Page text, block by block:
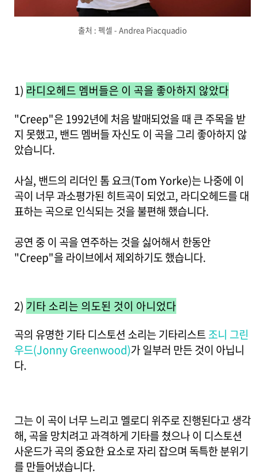
출처 : 펙셀 - Andrea Piacquadio
1) 라디오헤드 멤버들은 이 곡을 좋아하지 않았다
"Creep"은 1992년에 처음 발매되었을 때 큰 주목을 받
지 못했고, 밴드 멤버들 자신도 이 곡을 그리 좋아하지 않
았습니다.
사실, 밴드의 리더인 톰 요크(Tom Yorke)는 나중에 이
곡이 너무 과소평가된 히트곡이 되었고, 라디오헤드를 대
표하는 곡으로 인식되는 것을 불편해 했습니다.
공연 중 이 곡을 연주하는 것을 싫어해서 한동안
"Creep"을 라이브에서 제외하기도 했습니다.
2) 기타 소리는 의도된 것이 아니었다
곡의 유명한 기타 디스토션 소리는 기타리스트조니 그린
우드(Jonny Greenwood)가 일부러 만든 것이 아닙니
다.
그는 이 곡이 너무 느리고 멜로디 위주로 진행된다고 생각
해, 곡을 망치려고 과격하게 기타를 쳤으나 이 디스토션
사운드가 곡의 중요한 요소로 자리 잡으며 독특한 분위기
를 만들어냈습니다.